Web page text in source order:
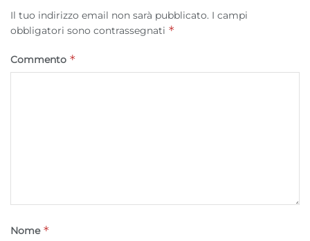
Il tuo indirizzo email non sarà pubblicato. I campi
obbligatori sono contrassegnati *
Commento *
Nome *